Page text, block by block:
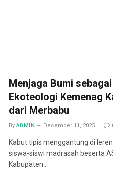
Menjaga Bumi
Ekoteologi Kemenag
dari Merbabu
By ADMIN December 11, 2025
Kabut tipis menggantung di
siswa-siswi madrasah beserta
Kabupaten…